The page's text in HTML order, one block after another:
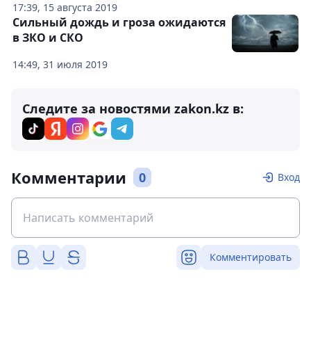
17:39, 15 августа 2019
14:49, 31 июля 2019
Сильный дождь и гроза ожидаются
в ЗКО и СКО
Следите за новостями zakon.kz в:
Комментарии 0 Вход
Комментировать